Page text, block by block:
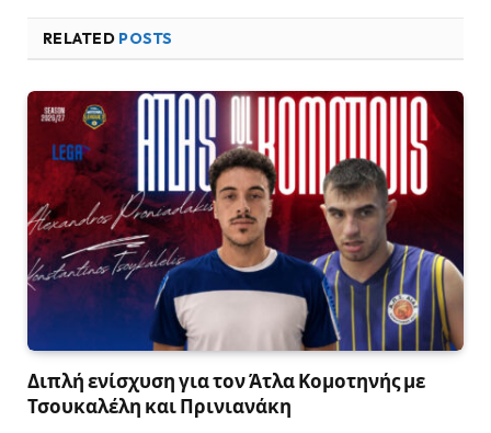
RELATED POSTS
Διπλή ενίσχυση για τον Άτλα Κομοτηνής με
Τσουκαλέλη και Πρινιανάκη